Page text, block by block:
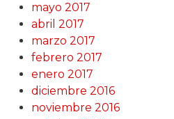
mayo 2017
abril 2017
marzo 2017
febrero 2017
enero 2017
diciembre 2016
noviembre 2016